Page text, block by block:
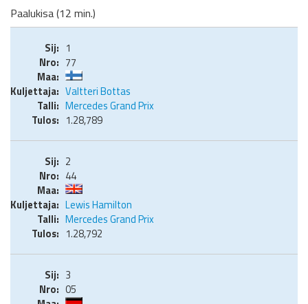
Paalukisa (12 min.)
1
77
Valtteri Bottas
Mercedes Grand Prix
1.28,789
2
44
Lewis Hamilton
Mercedes Grand Prix
1.28,792
3
05